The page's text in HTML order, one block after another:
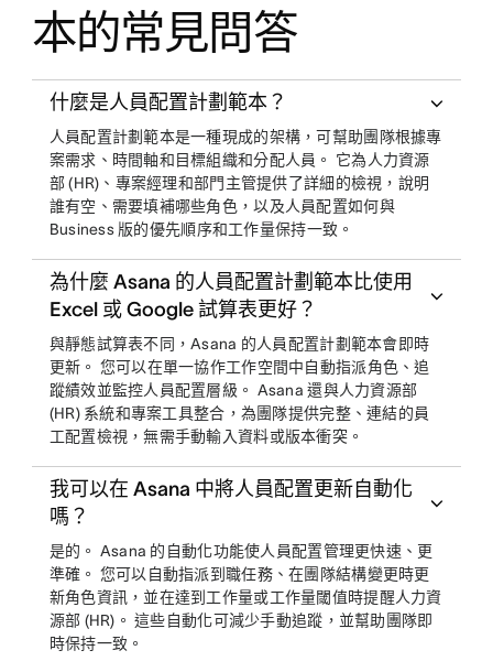
本的常見問答
什麼是人員配置計劃範本？
人員配置計劃範本是一種現成的架構，可幫助團隊根據專
案需求、時間軸和目標組織和分配人員。 它為人力資源
部 (HR)、專案經理和部門主管提供了詳細的檢視，說明
誰有空、需要填補哪些角色，以及人員配置如何與
Business 版的優先順序和工作量保持一致。
為什麼 Asana 的人員配置計劃範本比使用
Excel 或 Google 試算表更好？
與靜態試算表不同，Asana 的人員配置計劃範本會即時
更新。 您可以在單一協作工作空間中自動指派角色、追
蹤績效並監控人員配置層級。 Asana 還與人力資源部
(HR) 系統和專案工具整合，為團隊提供完整、連結的員
工配置檢視，無需手動輸入資料或版本衝突。
我可以在 Asana 中將人員配置更新自動化
嗎？
是的。 Asana 的自動化功能使人員配置管理更快速、更
準確。 您可以自動指派到職任務、在團隊結構變更時更
新角色資訊，並在達到工作量或工作量閾值時提醒人力資
源部 (HR)。 這些自動化可減少手動追蹤，並幫助團隊即
時保持一致。